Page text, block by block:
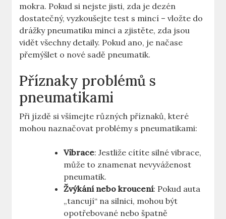
mokra. Pokud si nejste jisti, zda je dezén
dostatečný, vyzkoušejte test s mincí – vložte do
drážky pneumatiku minci a zjistěte, zda jsou
vidět všechny detaily. Pokud ano, je načase
přemýšlet o nové sadě pneumatik.
Příznaky problémů s
pneumatikami
Při jízdě si všímejte různých příznaků, které
mohou naznačovat problémy s pneumatikami:
Vibrace: Jestliže cítíte silné vibrace,
může to znamenat nevyváženost
pneumatik.
Žvýkání nebo kroucení: Pokud auta
„tancují“ na silnici, mohou být
opotřebované nebo špatně